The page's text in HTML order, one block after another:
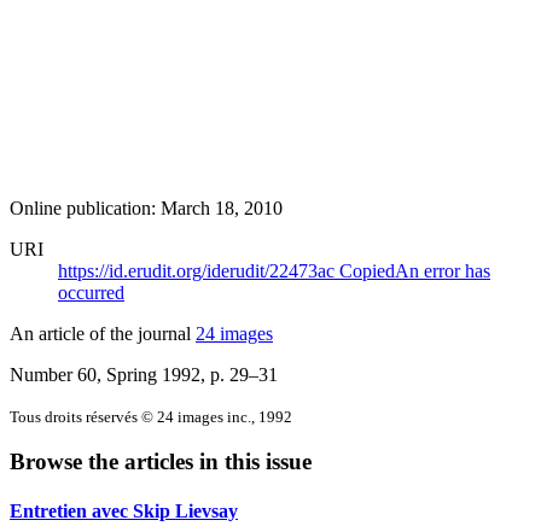
Online publication: March 18, 2010
URI
https://id.erudit.org/iderudit/22473ac CopiedAn error has
occurred
An article of the journal 24 images
Number 60, Spring 1992, p. 29–31
Tous droits réservés © 24 images inc., 1992
Browse the articles in this issue
Entretien avec Skip Lievsay